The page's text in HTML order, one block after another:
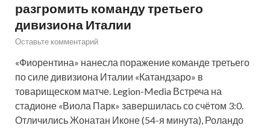
разгромить команду третьего
дивизиона Италии
Оставьте комментарий
«Фиорентина» нанесла поражение команде третьего
по силе дивизиона Италии «Катандзаро» в
товарищеском матче. Legion-Media Встреча на
стадионе «Виола Парк» завершилась со счётом 3:0.
Отличились Жонатан Иконе (54-я минута), Роландо